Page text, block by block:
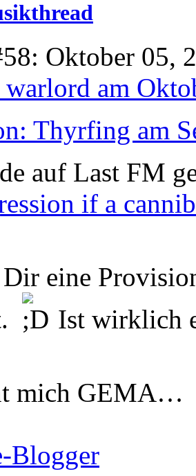
Oktober 05,
am
Thyrfing am
auf Last FM
if a
eine
Ist wirklich
mich GEMA…
Blogger